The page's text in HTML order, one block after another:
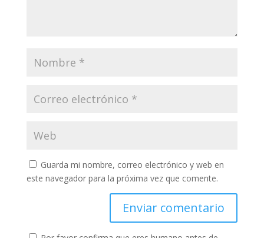
Guarda mi nombre, correo electrónico y web en
este navegador para la próxima vez que comente.